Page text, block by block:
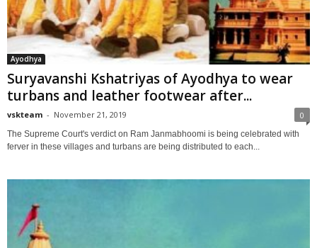
Ayodhya
Suryavanshi Kshatriyas of Ayodhya to wear
turbans and leather footwear after...
vskteam - November 21, 2019 0
The Supreme Court's verdict on Ram Janmabhoomi is being celebrated with
ferver in these villages and turbans are being distributed to each...